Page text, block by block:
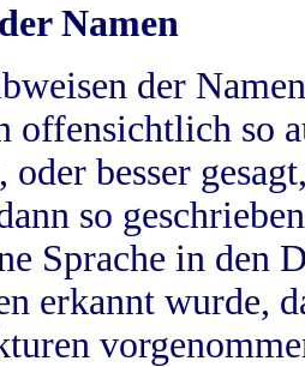
Namen
der
offensichtlich so
oder besser
so
Sprache in
erkannt wurde,